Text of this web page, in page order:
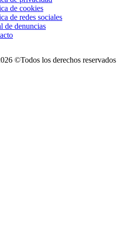
de cookies
de redes sociales
de denuncias
©Todos los derechos reservados